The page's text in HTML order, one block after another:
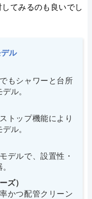
てみるのも良いでし
ル
もシャワーと台所
ル。
トップ機能により
ル。
デルで、設置性・
ズ）
かつ配管クリーン